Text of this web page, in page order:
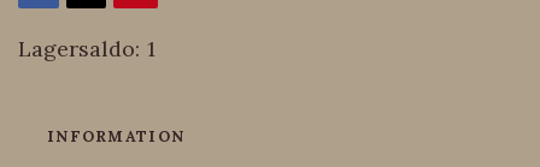
Lagersaldo: 1
INFORMATION